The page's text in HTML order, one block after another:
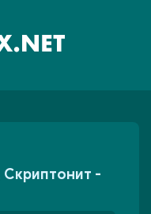
Скриптонит -